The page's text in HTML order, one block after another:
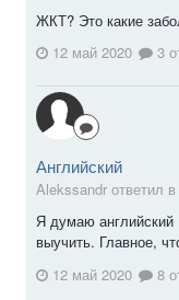
ЖКТ? Это какие
12 май 2020
3
Английский
Alekssandr ответил
Я думаю английский
выучить. Главное,
12 май 2020
8